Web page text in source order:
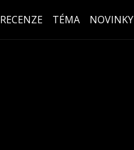
RECENZE TÉMA NOVINKY